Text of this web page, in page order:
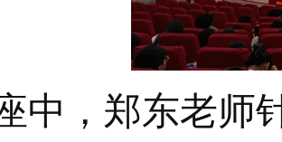
中，郑东老师